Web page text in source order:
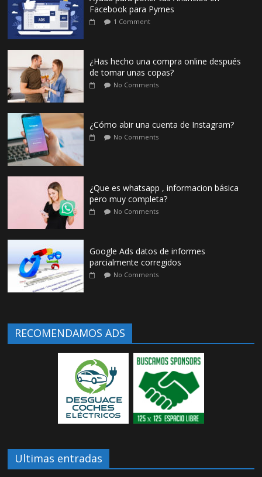
Facebook para Pymes
1 Comment
¿Has hecho una compra online después
de tomar unas copas?
No Comments
¿Cómo abir una cuenta de Instagram?
No Comments
¿Que es whatsapp , informacion básica
pero muy completa?
No Comments
Google Ads datos de informes
parcialmente corregidos
No Comments
RECOMENDAMOS ADS
Ultimas entradas